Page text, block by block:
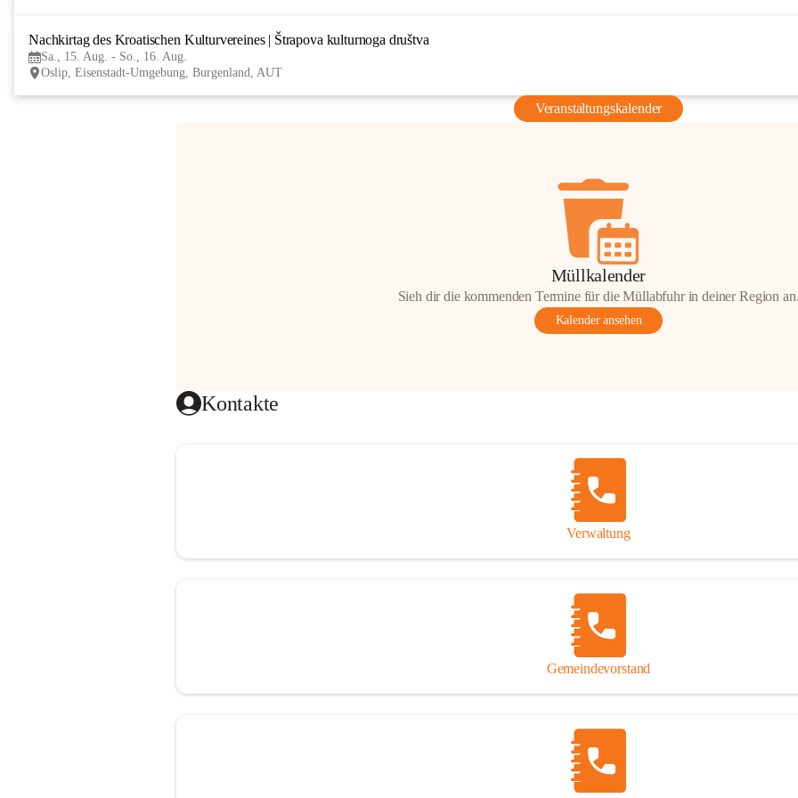
Nachkirtag des Kroatischen Kulturvereines | Štrapova kulturnoga društva
Sa., 15. Aug. - So., 16. Aug.
Oslip, Eisenstadt-Umgebung, Burgenland, AUT
Veranstaltungskalender
Müllkalender
Sieh dir die kommenden Termine für die Müllabfuhr in deiner Region an.
Kalender ansehen
Kontakte
Verwaltung
Gemeindevorstand